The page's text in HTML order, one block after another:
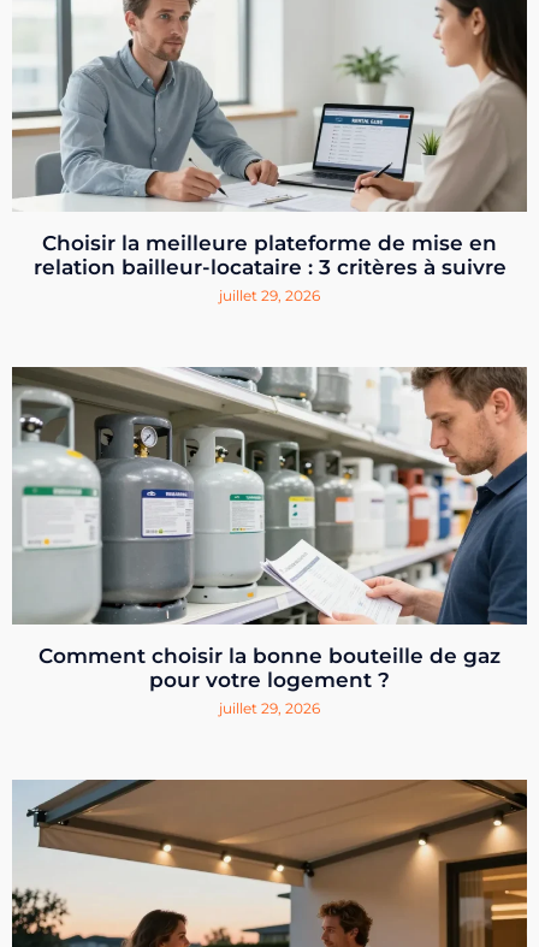
Choisir la meilleure plateforme de mise en
relation bailleur-locataire : 3 critères à suivre
juillet 29, 2026
Comment choisir la bonne bouteille de gaz
pour votre logement ?
juillet 29, 2026